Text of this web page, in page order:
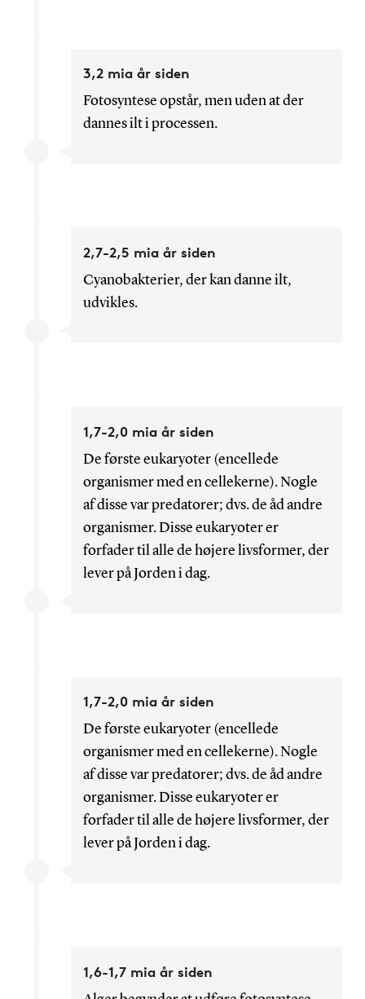
3,2 mia år siden
Fotosyntese opstår, men uden at der
dannes ilt i processen.
2,7-2,5 mia år siden
Cyanobakterier, der kan danne ilt,
udvikles.
1,7-2,0 mia år siden
De første eukaryoter (encellede
organismer med en cellekerne). Nogle
af disse var predatorer; dvs. de åd andre
organismer. Disse eukaryoter er
forfader til alle de højere livsformer, der
lever på Jorden i dag.
1,7-2,0 mia år siden
De første eukaryoter (encellede
organismer med en cellekerne). Nogle
af disse var predatorer; dvs. de åd andre
organismer. Disse eukaryoter er
forfader til alle de højere livsformer, der
lever på Jorden i dag.
1,6-1,7 mia år siden